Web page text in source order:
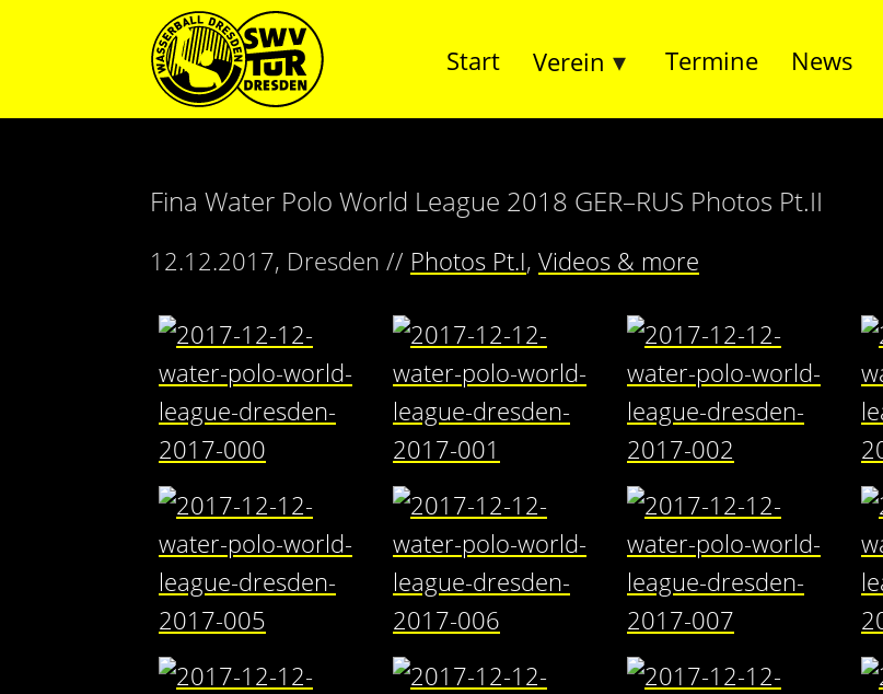
Start Verein Termine News
Fina Water Polo World League 2018 GER–RUS Photos Pt.II
12.12.2017, Dresden // Photos Pt.I, Videos & more